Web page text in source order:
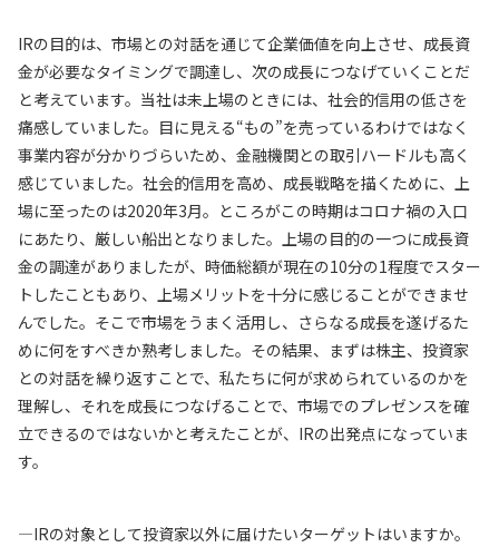
IRの目的は、市場との対話を通じて企業価値を向上させ、成長資
金が必要なタイミングで調達し、次の成長につなげていくことだ
と考えています。当社は未上場のときには、社会的信用の低さを
痛感していました。目に見える“もの”を売っているわけではなく
事業内容が分かりづらいため、金融機関との取引ハードルも高く
感じていました。社会的信用を高め、成長戦略を描くために、上
場に至ったのは2020年3月。ところがこの時期はコロナ禍の入口
にあたり、厳しい船出となりました。上場の目的の一つに成長資
金の調達がありましたが、時価総額が現在の10分の1程度でスター
トしたこともあり、上場メリットを十分に感じることができませ
んでした。そこで市場をうまく活用し、さらなる成長を遂げるた
めに何をすべきか熟考しました。その結果、まずは株主、投資家
との対話を繰り返すことで、私たちに何が求められているのかを
理解し、それを成長につなげることで、市場でのプレゼンスを確
立できるのではないかと考えたことが、IRの出発点になっていま
す。
—IRの対象として投資家以外に届けたいターゲットはいますか。